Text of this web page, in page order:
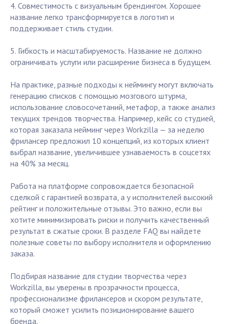
4. Совместимость с визуальным брендингом. Хорошее
название легко трансформируется в логотип и
поддерживает стиль студии.
5. Гибкость и масштабируемость. Название не должно
ограничивать услуги или расширение бизнеса в будущем.
На практике, разные подходы к неймингу могут включать
генерацию списков с помощью мозгового штурма,
использование словосочетаний, метафор, а также анализ
текущих трендов творчества. Например, кейс со студией,
которая заказала нейминг через Workzilla — за неделю
фрилансер предложил 10 концепций, из которых клиент
выбрал название, увеличившее узнаваемость в соцсетях
на 40% за месяц.
Работа на платформе сопровождается безопасной
сделкой с гарантией возврата, а у исполнителей высокий
рейтинг и положительные отзывы. Это важно, если вы
хотите минимизировать риски и получить качественный
результат в сжатые сроки. В разделе FAQ вы найдете
полезные советы по выбору исполнителя и оформлению
заказа.
Подбирая название для студии творчества через
Workzilla, вы уверены в прозрачности процесса,
профессионализме фрилансеров и скором результате,
который сможет усилить позиционирование вашего
бренда.